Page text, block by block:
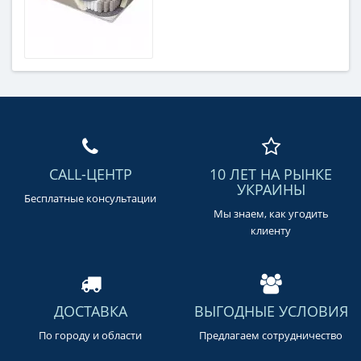
CALL-ЦЕНТР
Бесплатные консультации
10 ЛЕТ НА РЫНКЕ
УКРАИНЫ
Мы знаем, как угодить
клиенту
ДОСТАВКА
По городу и области
ВЫГОДНЫЕ УСЛОВИЯ
Предлагаем сотрудничество